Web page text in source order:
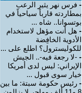
- فرس نهر يثير الرعب
بمطاردته قارباً سياحياً في
بوتسوانا.. شاه ...
- هل أنت مؤهل لاستخدام
الأدوية الخافِضة
للكوليسترول؟ اطلع على ...
- -لا رجعة فيه-.. الجيش
الإيراني: ليس لدى أمريكا
خيار سوى قبول ...
- رئيس حكومة سبتة: ما بين